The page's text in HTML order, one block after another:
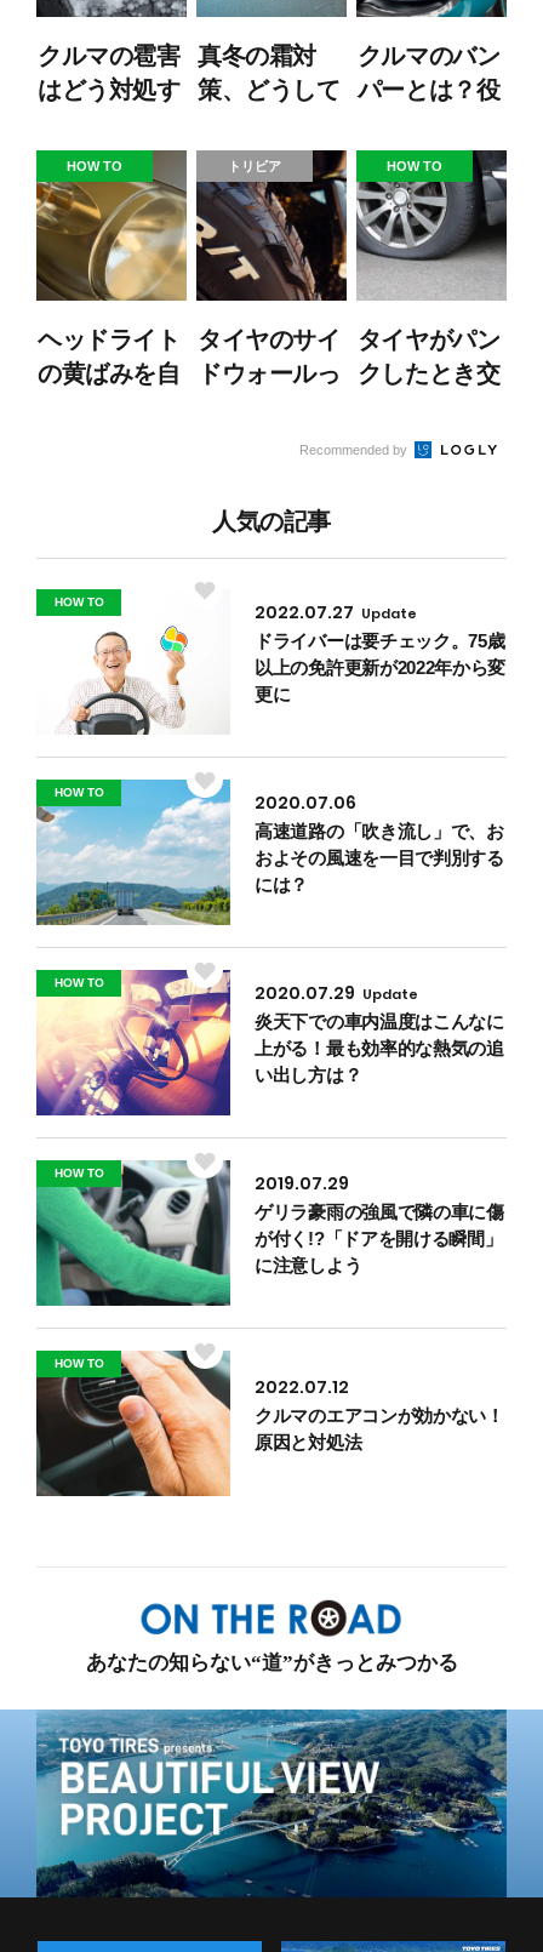
クルマの雹害
はどう対処す
策・修理・保
険の基礎知識
真冬の霜対
策、どうして
果的な予防策
とNGな対策
とは…
クルマのバン
パーとは？役
を解説！
HOW TO
ヘッドライト
の黄ばみを自
トリビア
タイヤのサイ
ドウォールっ
機能があるの
HOW TO
タイヤがパン
クしたとき交
でいい？ 正
Recommended by
人気の記事
2022.07.27 Update
ドライバーは要チェック。75歳
以上の免許更新が2022年から変
更に
HOW TO
2020.07.06
高速道路の「吹き流し」で、お
およその風速を一目で判別する
には？
HOW TO
2020.07.29 Update
炎天下での車内温度はこんなに
上がる！最も効率的な熱気の追
い出し方は？
HOW TO
2019.07.29
ゲリラ豪雨の強風で隣の車に傷
が付く!?「ドアを開ける瞬間」
に注意しよう
HOW TO
2022.07.12
クルマのエアコンが効かない！
原因と対処法
HOW TO
あなたの知らない“道”がきっとみつかる